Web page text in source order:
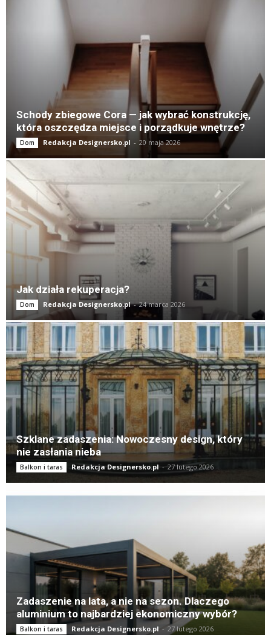
Schody zbiegowe Cora — jak wybrać konstrukcję,
która oszczędza miejsce i porządkuje wnętrze?
Dom Redakcja Designersko.pl - 20 maja 2026
Jak działa rekuperacja?
Dom Redakcja Designersko.pl - 24 marca 2026
Szklane zadaszenia: Nowoczesny design, który
nie zasłania nieba
Balkon i taras Redakcja Designersko.pl - 27 lutego 2026
Zadaszenie na lata, a nie na sezon. Dlaczego
aluminium to najbardziej ekonomiczny wybór?
Balkon i taras Redakcja Designersko.pl - 27 lutego 2026